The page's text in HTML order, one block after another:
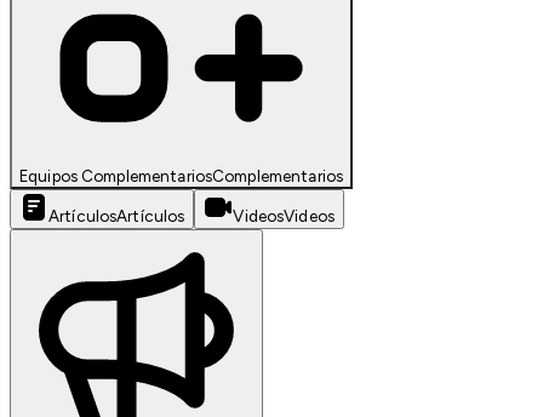
Equipos ComplementariosComplementarios
ArtículosArtículos VideosVideos